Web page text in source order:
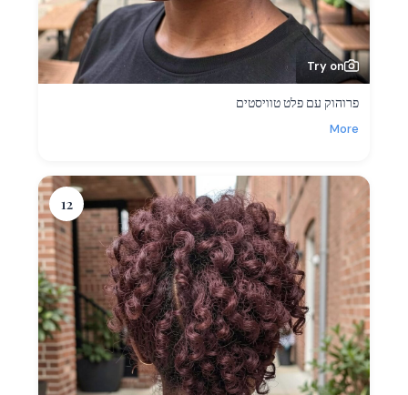
Try on
פרוהוק עם פלט טוויסטים
More
12